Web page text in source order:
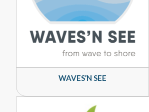
WAVES’N SEE